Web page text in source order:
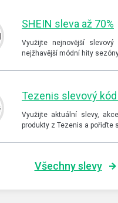
SHEIN sleva až 70%
Využijte nejnovější
nejžhavější módní hity
Tezenis slevový kód
Využijte aktuální slevy,
produkty z Tezenis a pořiďte
Všechny slevy